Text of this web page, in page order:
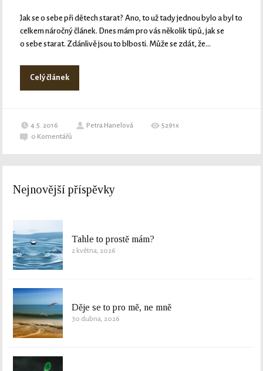
Jak se o sebe při dětech starat? Ano, to už tady jednou bylo a byl to
celkem náročný článek. Dnes mám pro vás několik tipů, jak se
o sebe starat. Zdánlivě jsou to blbosti. Může se zdát, že...
Celý článek
4.5. 2016 Petra Hanelová
5291x
0 Komentářů
Nejnovější příspěvky
Tahle to prostě mám?
2 května, 2026
Děje se to pro mě, ne mně
30 dubna, 2026